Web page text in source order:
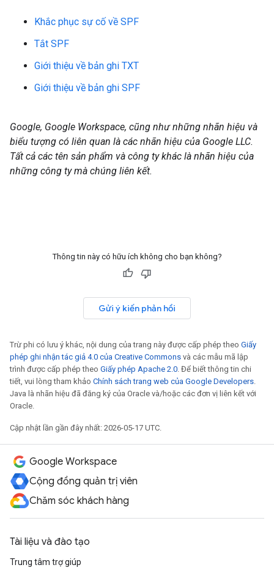
Khắc phục sự cố về SPF
Tắt SPF
Giới thiệu về bản ghi TXT
Giới thiệu về bản ghi SPF
Google, Google Workspace, cũng như những nhãn hiệu và
biểu tượng có liên quan là các nhãn hiệu của Google LLC.
Tất cả các tên sản phẩm và công ty khác là nhãn hiệu của
những công ty mà chúng liên kết.
Thông tin này có hữu ích không cho bạn không?
Gửi ý kiến phản hồi
Trừ phi có lưu ý khác, nội dung của trang này được cấp phép theo Giấy
phép ghi nhận tác giả 4.0 của Creative Commons và các mẫu mã lập
trình được cấp phép theo Giấy phép Apache 2.0 . Để biết thông tin chi
tiết, vui lòng tham khảo Chính sách trang web của Google Developers
Java là nhãn hiệu đã đăng ký của Oracle và/hoặc các đơn vị liên kết với
Oracle.
Cập nhật lần gần đây nhất: 2026-05-17 UTC.
Google Workspace
Cộng đồng quản trị viên
Chăm sóc khách hàng
Tài liệu và đào tạo
Trung tâm trợ giúp